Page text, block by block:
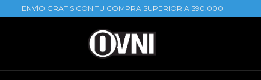
ENVÍO GRATIS CON TU COMPRA SUPERIOR A $90.000